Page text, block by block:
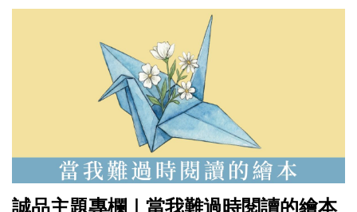
誠品主題專欄｜當我難過時閱讀的繪本